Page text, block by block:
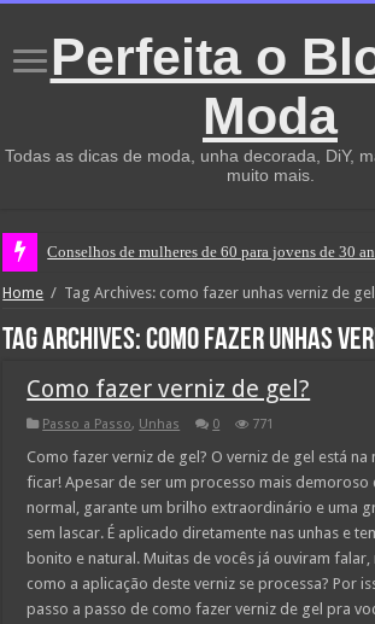
Perfeita o
Moda
Todas as dicas de moda, unha decorada, DiY,
muito mais.
Conselhos de mulheres de 60 para jovens de 30
Home / Tag Archives: como fazer unhas verniz de gel
Tag Archives:como fazer unhas
Como fazer verniz de gel?
Passo a Passo, Unhas 0 771
Como fazer verniz de gel? O verniz de gel está na
ficar! Apesar de ser um processo mais demoroso
normal, garante um brilho extraordinário e uma
sem lascar. É aplicado diretamente nas unhas e
bonito e natural. Muitas de vocês já ouviram falar,
como a aplicação deste verniz se processa? Por
passo a passo de como fazer verniz de gel pra